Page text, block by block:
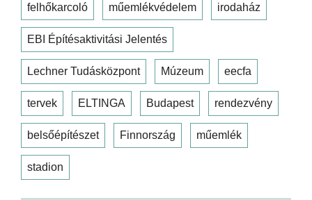
felhőkarcoló műemlékvédelem irodaház
EBI Építésaktivitási Jelentés
Lechner Tudásközpont Múzeum eecfa
tervek ELTINGA Budapest rendezvény
belsőépítészet Finnország műemlék
stadion